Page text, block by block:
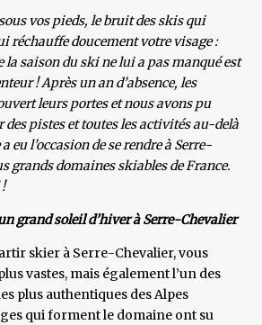
vos pieds, le bruit des skis qui
réchauffe doucement votre visage :
la saison du ski ne lui a pas manqué est
! Après un an d’absence, les
leurs portes et nous avons pu
pistes et toutes les activités au-delà
eu l’occasion de se rendre à Serre-
grands domaines skiables de France.
grand soleil d’hiver à Serre-Chevalier
skier à Serre-Chevalier, vous
vastes, mais également l’un des
plus authentiques des Alpes
qui forment le domaine ont su